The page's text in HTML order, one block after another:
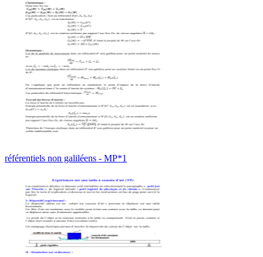
référentiels non galiléens - MP*1